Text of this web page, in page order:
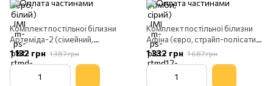
Комплект постільної білизни
Артеміда-2 (сімейний,
поліестер, наволочки: 50х70
см 2 шт та 70х70 см 2 шт,
кульбаби, пудра) IMI
1 132 грн 1 387 грн
Комплект постільної білизни
Афіна (євро, страйп-полісатин,
наволочки: 50х70 см 2 шт та
70х70 см 2 шт, м'ятний) IMI
1 332 грн 1 687 грн